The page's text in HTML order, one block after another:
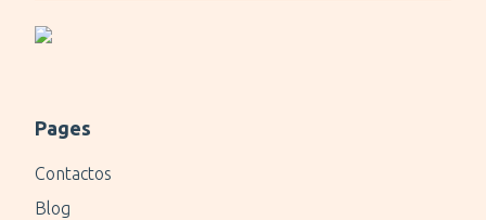
Pages
Contactos
Blog